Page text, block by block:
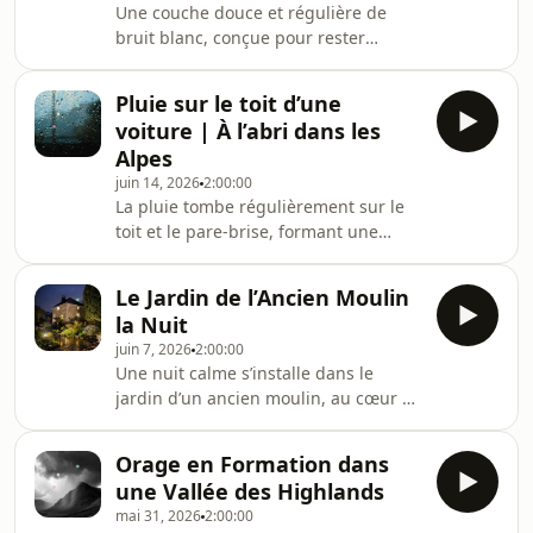
repos, le sommeil ou une
concentration douce.Notre nouvelle
sortie en boucle&nbsp;Bruit blanc
pour dormir&nbsp;sur Apple
MusicÉcoutez le nouvel
album&nbsp;Sons pour
Une couche douce et régulière de
bruit blanc, conçue pour rester
et constant, sans changements
soudains ni interruptions — une
texture calme et continue pour le
sommeil, le repos et la concentration
paisible.Notre nouvelle sortie en
boucle&nbsp;Bruit blanc pour
dormir&nbsp;sur Apple MusicÉcoutez
le nouvel album&nbsp;Sons po
Pluie sur le toit d’une
voiture | À l’abri dans les
Alpes
juin 14, 20262:00:00
La pluie tombe régulièrement sur le
toit et le pare-brise, formant une
enveloppant, avec des détails délicats
sur le verre et une tonalité plus
profonde et constante au-
dessus.Notre nouvelle sortie en
boucle&nbsp;Bruit blanc pour
dormir&nbsp;sur Apple MusicÉcoutez
le nouvel album&nbsp;Sons pour
dormir en boucle&nbsp;sur Spot
Le Jardin de l’Ancien Moulin
la Nuit
juin 7, 20262:00:00
Une nuit calme s’installe dans le
jardin d’un ancien moulin, au cœur de
doucement avant le sommeil, puis
s’effacent au loin.Au bord du jardin, le
petit cours d’eau qui alimentait
Orage en Formation dans
une Vallée des Highlands
mai 31, 20262:00:00